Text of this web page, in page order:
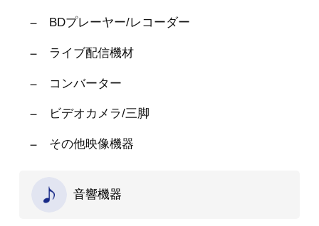
BDプレーヤー/レコーダー
ライブ配信機材
コンバーター
ビデオカメラ/三脚
その他映像機器
音響機器